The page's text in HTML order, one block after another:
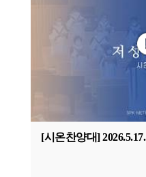
[시온찬양대] 2026.5.17.